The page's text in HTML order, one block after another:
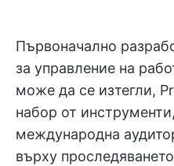
Първоначално
за управление на
може да се изтегли,
набор от
международна
върху